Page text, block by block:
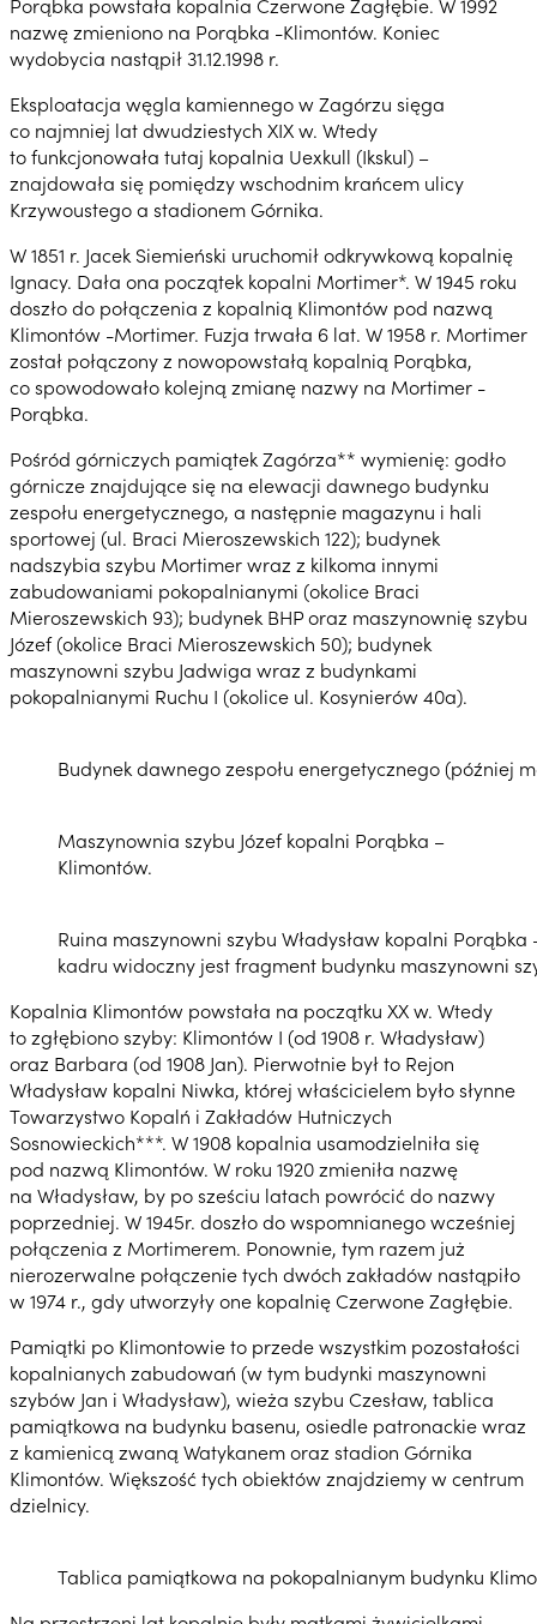
nazwę zmieniono na Porąbka -Klimontów. Koniec
wydobycia nastąpił 31.12.1998 r.
Eksploatacja węgla kamiennego w Zagórzu sięga
co najmniej lat dwudziestych XIX w. Wtedy
to funkcjonowała tutaj kopalnia Uexkull (Ikskul) –
znajdowała się pomiędzy wschodnim krańcem ulicy
Krzywoustego a stadionem Górnika.
W 1851 r. Jacek Siemieński uruchomił odkrywkową kopalnię
Ignacy. Dała ona początek kopalni Mortimer*. W 1945 roku
doszło do połączenia z kopalnią Klimontów pod nazwą
Klimontów -Mortimer. Fuzja trwała 6 lat. W 1958 r. Mortimer
został połączony z nowopowstałą kopalnią Porąbka,
co spowodowało kolejną zmianę nazwy na Mortimer -
Porąbka.
Pośród górniczych pamiątek Zagórza** wymienię: godło
górnicze znajdujące się na elewacji dawnego budynku
zespołu energetycznego, a następnie magazynu i hali
sportowej (ul. Braci Mieroszewskich 122); budynek
nadszybia szybu Mortimer wraz z kilkoma innymi
zabudowaniami pokopalnianymi (okolice Braci
Mieroszewskich 93); budynek BHP oraz maszynownię szybu
Józef (okolice Braci Mieroszewskich 50); budynek
maszynowni szybu Jadwiga wraz z budynkami
pokopalnianymi Ruchu I (okolice ul. Kosynierów 40a).
Budynek dawnego zespołu energetycznego (później
Maszynownia szybu Józef kopalni Porąbka –
Klimontów.
Ruina maszynowni szybu Władysław kopalni
kadru widoczny jest fragment budynku maszynowni
Kopalnia Klimontów powstała na początku XX w. Wtedy
to zgłębiono szyby: Klimontów I (od 1908 r. Władysław)
oraz Barbara (od 1908 Jan). Pierwotnie był to Rejon
Władysław kopalni Niwka, której właścicielem było słynne
Towarzystwo Kopalń i Zakładów Hutniczych
Sosnowieckich***. W 1908 kopalnia usamodzielniła się
pod nazwą Klimontów. W roku 1920 zmieniła nazwę
na Władysław, by po sześciu latach powrócić do nazwy
poprzedniej. W 1945r. doszło do wspomnianego wcześniej
połączenia z Mortimerem. Ponownie, tym razem już
nierozerwalne połączenie tych dwóch zakładów nastąpiło
w 1974 r., gdy utworzyły one kopalnię Czerwone Zagłębie.
Pamiątki po Klimontowie to przede wszystkim pozostałości
kopalnianych zabudowań (w tym budynki maszynowni
szybów Jan i Władysław), wieża szybu Czesław, tablica
pamiątkowa na budynku basenu, osiedle patronackie wraz
z kamienicą zwaną Watykanem oraz stadion Górnika
Klimontów. Większość tych obiektów znajdziemy w centrum
dzielnicy.
Tablica pamiątkowa na pokopalnianym budynku